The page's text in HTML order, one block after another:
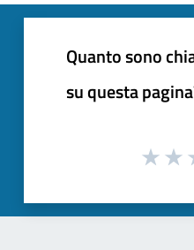
Quanto sono
su questa